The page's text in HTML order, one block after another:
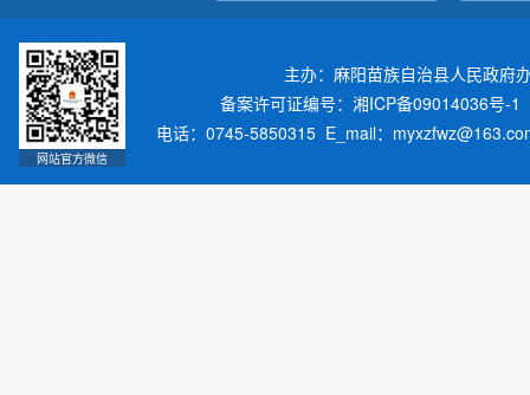
网站官方微信
主办：麻阳苗族自治县人民政
备案许可证编号：湘ICP备09014036号-1
电话：0745-5850315 E_mail：